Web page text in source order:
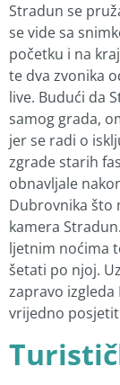
Stradun se
se vide sa
početku i na
te dva zvonika
live. Budući da
samog grada,
jer se radi o
zgrade starih
obnavljale
Dubrovnika što
kamera
ljetnim noćima
šetati po njoj.
zapravo
vrijedno